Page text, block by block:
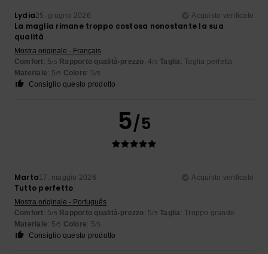
Lydia25. giugno 2026 Acquisto verificato
La maglia rimane troppo costosa nonostante la sua
qualità
Mostra originale - Français
Comfort: 5/5 Rapporto qualità-prezzo: 4/5 Taglia : Taglia perfetta
Materiale: 5/5 Colore: 5/5
Consiglio questo prodotto
5/5
Marta17. maggio 2026 Acquisto verificato
Tutto perfetto
Mostra originale - Português
Comfort: 5/5 Rapporto qualità-prezzo: 5/5 Taglia : Troppo grande
Materiale: 5/5 Colore: 5/5
Consiglio questo prodotto